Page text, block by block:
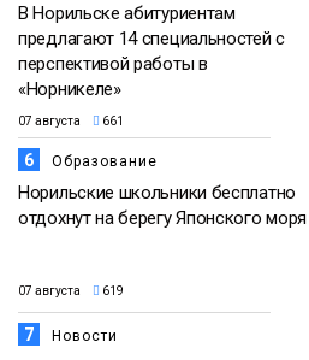
В Норильске абитуриентам
предлагают 14 специальностей с
перспективой работы в
«Норникеле»
07 августа 661
6 Образование
Норильские школьники бесплатно
отдохнут на берегу Японского моря
07 августа 619
7 Новости